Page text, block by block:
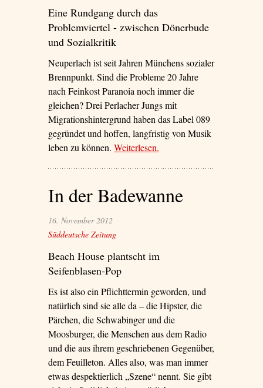
Eine Rundgang durch das
Problemviertel - zwischen Dönerbude
und Sozialkritik
Neuperlach ist seit Jahren Münchens sozialer
Brennpunkt. Sind die Probleme 20 Jahre
nach Feinkost Paranoia noch immer die
gleichen? Drei Perlacher Jungs mit
Migrationshintergrund haben das Label 089
gegründet und hoffen, langfristig von Musik
leben zu können. Weiterlesen– ‘Der Sound of Perlach’
.
In der Badewanne
16. November 2012
Süddeutsche Zeitung
Beach House plantscht im
Seifenblasen-Pop
Es ist also ein Pflichttermin geworden, und
natürlich sind sie alle da – die Hipster, die
Pärchen, die Schwabinger und die
Moosburger, die Menschen aus dem Radio
und die aus ihrem geschriebenen Gegenüber,
dem Feuilleton. Alles also, was man immer
etwas despektierlich „Szene“ nennt. Sie gibt